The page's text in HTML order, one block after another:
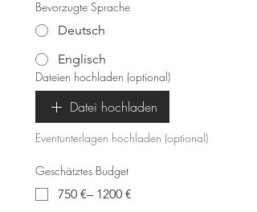
Bevorzugte Sprache
Deutsch
Englisch
Dateien hochladen (optional)
Datei hochladen
Eventunterlagen hochladen (optional)
Geschätztes Budget
750 €– 1200 €